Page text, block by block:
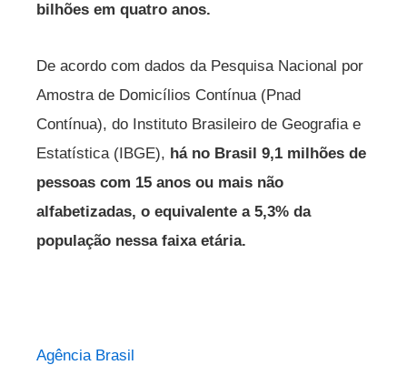
bilhões em quatro anos.
De acordo com dados da Pesquisa Nacional por
Amostra de Domicílios Contínua (Pnad
Contínua), do Instituto Brasileiro de Geografia e
Estatística (IBGE), há no Brasil 9,1 milhões de
pessoas com 15 anos ou mais não
alfabetizadas, o equivalente a 5,3% da
população nessa faixa etária.
Agência Brasil